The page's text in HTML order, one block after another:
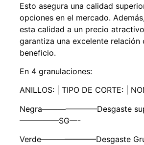
Esto asegura una calidad
opciones en el mercado.
esta calidad a un precio
garantiza una excelente relación
beneficio.
En 4 granulaciones:
ANILLOS: | TIPO DE CORTE: |
Negra———————Desgaste
—————SG—-
Verde———————Desgaste